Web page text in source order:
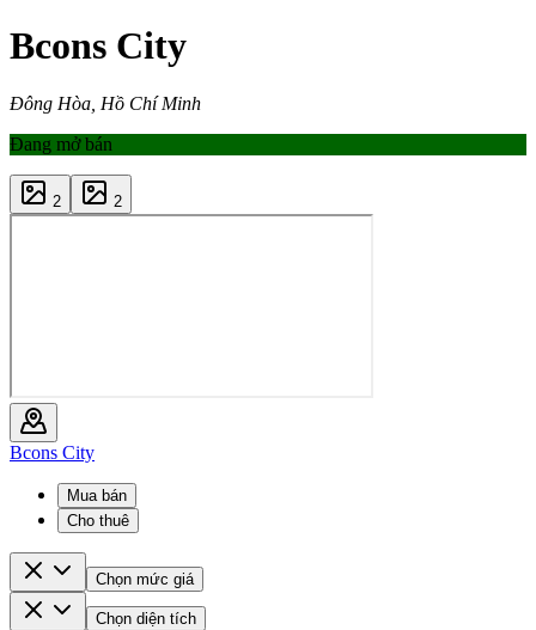
Bcons City
Đông Hòa, Hồ Chí Minh
Đang mở bán
2 2
Bcons City
Mua bán
Cho thuê
Chọn mức giá
Chọn diện tích